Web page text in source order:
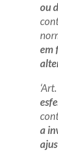
ou
em
a